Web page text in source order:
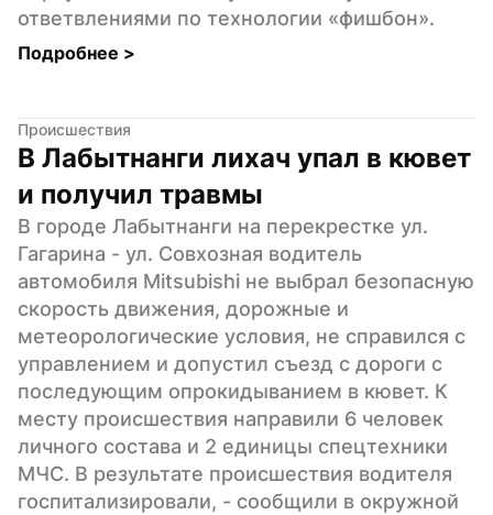
ответвлениями по технологии «фишбон».
Подробнее >
Происшествия
В Лабытнанги лихач упал в кювет
и получил травмы
В городе Лабытнанги на перекрестке ул.
Гагарина - ул. Совхозная водитель
автомобиля Mitsubishi не выбрал безопасную
скорость движения, дорожные и
метеорологические условия, не справился с
управлением и допустил съезд с дороги с
последующим опрокидыванием в кювет. К
месту происшествия направили 6 человек
личного состава и 2 единицы спецтехники
МЧС. В результате происшествия водителя
госпитализировали, - сообщили в окружной